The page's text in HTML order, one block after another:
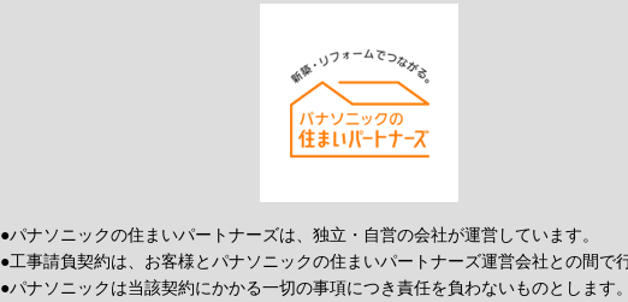
●パナソニックの住まいパートナーズは、独立・自営の会社が運営しています。
●工事請負契約は、お客様とパナソニックの住まいパートナーズ運営会社との間で
●パナソニックは当該契約にかかる一切の事項につき責任を負わないものとします